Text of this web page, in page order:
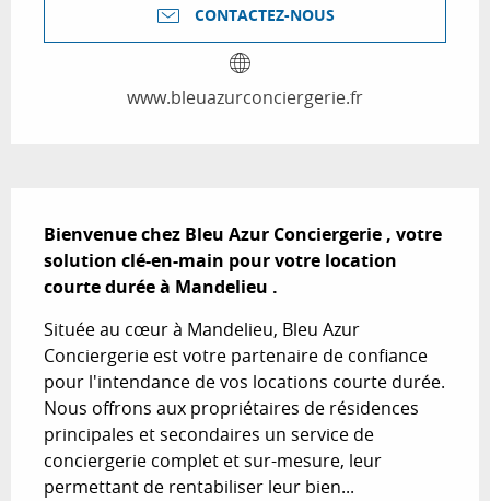
CONTACTEZ-NOUS
www.bleuazurconciergerie.fr
Bienvenue chez Bleu Azur Conciergerie , votre
solution clé-en-main pour votre location
courte durée à Mandelieu .
Située au cœur à Mandelieu, Bleu Azur
Conciergerie est votre partenaire de confiance
pour l'intendance de vos locations courte durée.
Nous offrons aux propriétaires de résidences
principales et secondaires un service de
conciergerie complet et sur-mesure, leur
permettant de rentabiliser leur bien...